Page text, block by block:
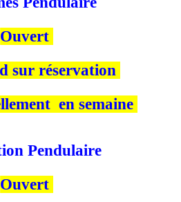
Ouvert
sur réservation
en semaine
Pendulaire
Ouvert